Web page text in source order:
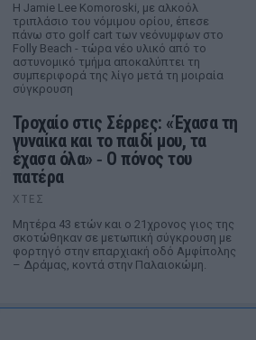
Η Jamie Lee Komoroski, με αλκοόλ
τριπλάσιο του νόμιμου ορίου, έπεσε
πάνω στο golf cart των νεόνυμφων στο
Folly Beach - τώρα νέο υλικό από το
αστυνομικό τμήμα αποκαλύπτει τη
συμπεριφορά της λίγο μετά τη μοιραία
σύγκρουση
Τροχαίο στις Σέρρες: «Έχασα τη
γυναίκα και το παιδί μου, τα
έχασα όλα» ‑ Ο πόνος του
πατέρα
ΧΤΕΣ
Μητέρα 43 ετών και ο 21χρονος γιος της
σκοτώθηκαν σε μετωπική σύγκρουση με
φορτηγό στην επαρχιακή οδό Αμφίπολης
– Δράμας, κοντά στην Παλαιοκώμη.